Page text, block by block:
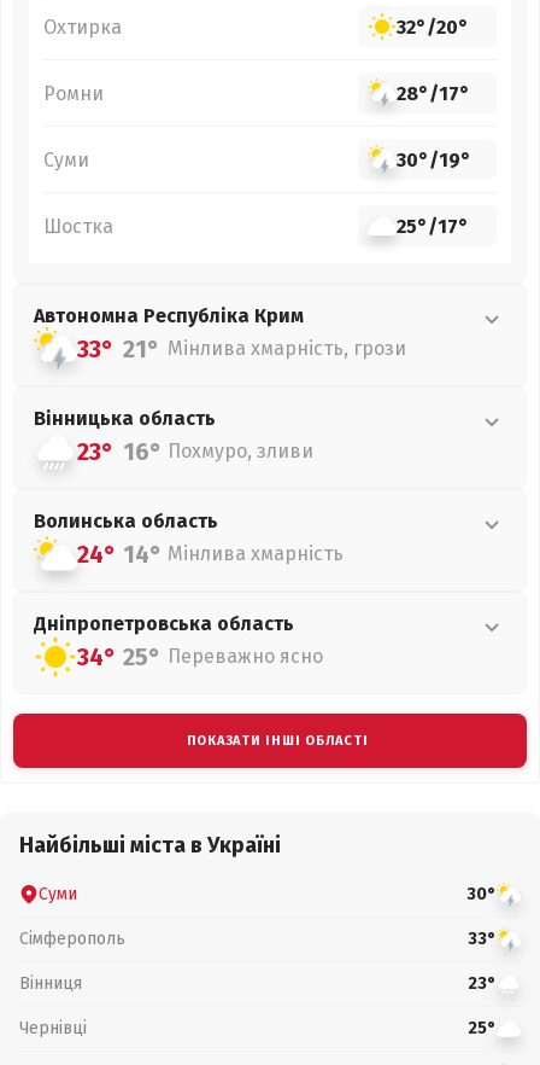
Охтирка 32°/20°
Ромни 28°/17°
Суми 30°/19°
Шостка 25°/17°
Автономна Республіка Крим
33° 21° Мінлива хмарність, грози
Вінницька область
23° 16° Похмуро, зливи
Волинська область
24° 14° Мінлива хмарність
Дніпропетровська область
34° 25° Переважно ясно
ПОКАЗАТИ ІНШІ ОБЛАСТІ
Найбільші міста в Україні
Суми 30°
Сімферополь 33°
Вінниця 23°
Чернівці 25°